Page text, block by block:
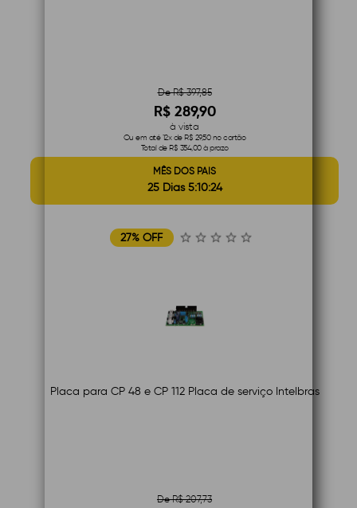
De R$ 397,85
R$ 289,90
à vista
Ou em até 12x de R$ 29,50 no cartão
Total de R$ 354,00 à prazo
MÊS DOS PAIS
25 Dias 5:10:23
27% OFF
Placa para CP 48 e CP 112 Placa de serviço Intelbras
De R$ 207,73